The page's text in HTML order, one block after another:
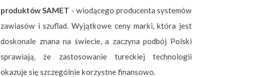
produktów SAMET - wiodącego producenta systemów
zawiasów i szuflad. Wyjątkowe ceny marki, która jest
doskonale znana na świecie, a zaczyna podbój Polski
sprawiają, że zastosowanie tureckiej technologii
okazuje się szczególnie korzystne finansowo.